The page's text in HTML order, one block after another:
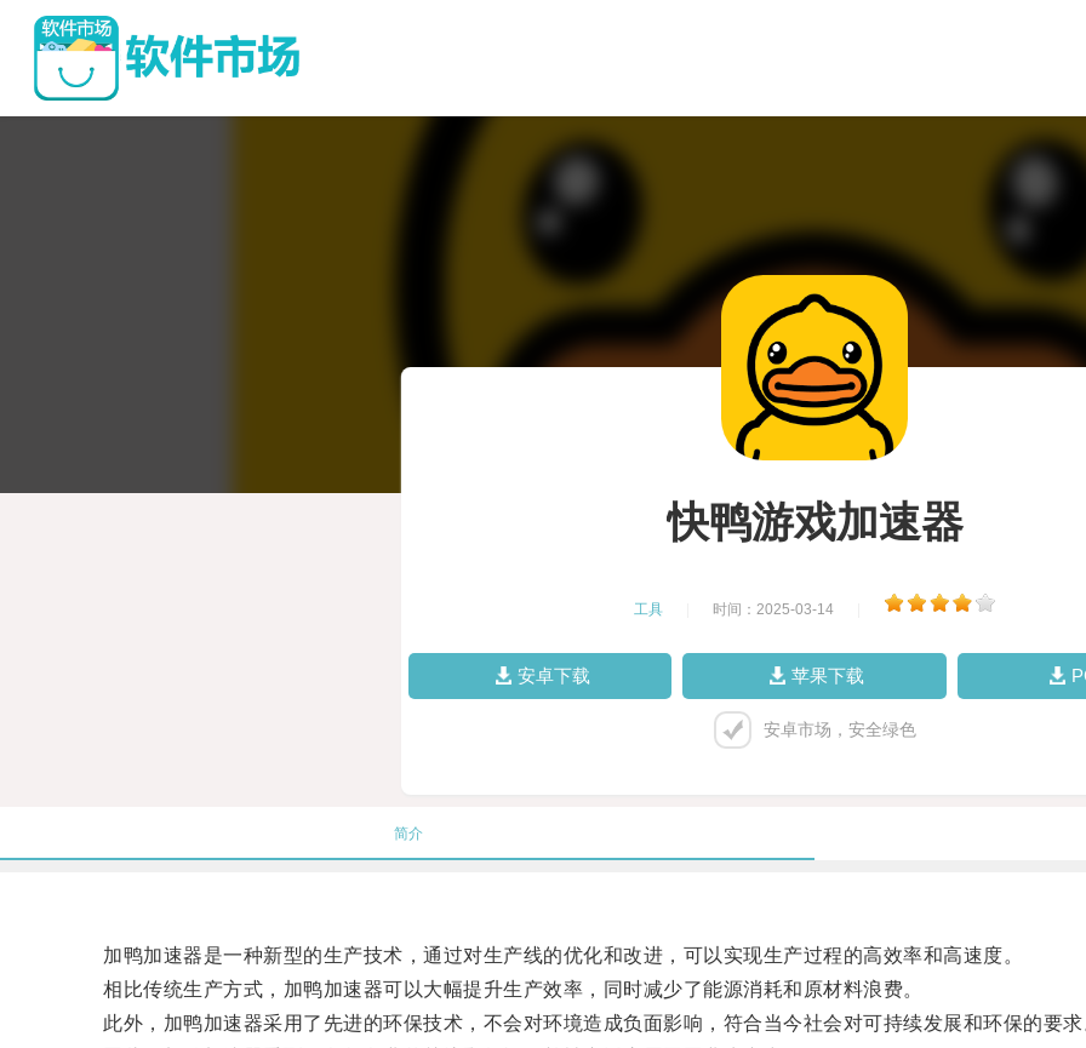
快鸭游戏加速器
工具 时间：2025-03-14
安卓下载 苹果下载
安卓市场，安全绿色
简介
加鸭加速器是一种新型的生产技术，通过对生产线的优化和改进，可以实现生产过程的高效率和高速度。
相比传统生产方式，加鸭加速器可以大幅提升生产效率，同时减少了能源消耗和原材料浪费。
此外，加鸭加速器采用了先进的环保技术，不会对环境造成负面影响，符合当今社会对可持续发展和环保的要求